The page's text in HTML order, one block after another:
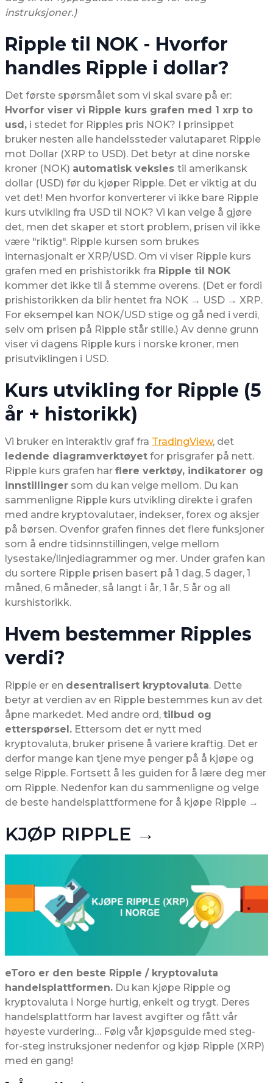
instruksjoner.)
Ripple til NOK - Hvorfor
handles Ripple i dollar?
Det første spørsmålet som vi skal svare på er:
Hvorfor viser vi Ripple kurs grafen med 1 xrp to
usd, i stedet for Ripples pris NOK? I prinsippet
bruker nesten alle handelssteder valutaparet Ripple
mot Dollar (XRP to USD). Det betyr at dine norske
kroner (NOK) automatisk veksles til amerikansk
dollar (USD) før du kjøper Ripple. Det er viktig at du
vet det! Men hvorfor konverterer vi ikke bare Ripple
kurs utvikling fra USD til NOK? Vi kan velge å gjøre
det, men det skaper et stort problem, prisen vil ikke
være "riktig". Ripple kursen som brukes
internasjonalt er XRP/USD. Om vi viser Ripple kurs
grafen med en prishistorikk fra Ripple til NOK
kommer det ikke til å stemme overens. (Det er fordi
prishistorikken da blir hentet fra NOK → USD → XRP.
For eksempel kan NOK/USD stige og gå ned i verdi,
selv om prisen på Ripple står stille.) Av denne grunn
viser vi dagens Ripple kurs i norske kroner, men
prisutviklingen i USD.
Kurs utvikling for Ripple (5
år + historikk)
Vi bruker en interaktiv graf fra TradingView, det
ledende diagramverktøyet for prisgrafer på nett.
Ripple kurs grafen har flere verktøy, indikatorer og
innstillinger som du kan velge mellom. Du kan
sammenligne Ripple kurs utvikling direkte i grafen
med andre kryptovalutaer, indekser, forex og aksjer
på børsen. Ovenfor grafen finnes det flere funksjoner
som å endre tidsinnstillingen, velge mellom
lysestake/linjediagrammer og mer. Under grafen kan
du sortere Ripple prisen basert på 1 dag, 5 dager, 1
måned, 6 måneder, så langt i år, 1 år, 5 år og all
kurshistorikk.
Hvem bestemmer Ripples
verdi?
Ripple er en desentralisert kryptovaluta. Dette
betyr at verdien av en Ripple bestemmes kun av det
åpne markedet. Med andre ord, tilbud og
etterspørsel. Ettersom det er nytt med
kryptovaluta, bruker prisene å variere kraftig. Det er
derfor mange kan tjene mye penger på å kjøpe og
selge Ripple. Fortsett å les guiden for å lære deg mer
om Ripple. Nedenfor kan du sammenligne og velge
de beste handelsplattformene for å kjøpe Ripple →
KJØP RIPPLE →
eToro er den beste Ripple / kryptovaluta
handelsplattformen. Du kan kjøpe Ripple og
kryptovaluta i Norge hurtig, enkelt og trygt. Deres
handelsplattform har lavest avgifter og fått vår
høyeste vurdering… Følg vår kjøpsguide med steg-
for-steg instruksjoner nedenfor og kjøp Ripple (XRP)
med en gang!